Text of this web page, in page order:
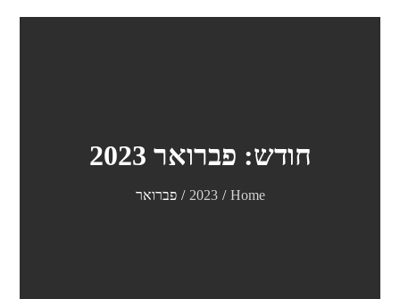
חודש: פברואר 2023
Home
2023 פברואר